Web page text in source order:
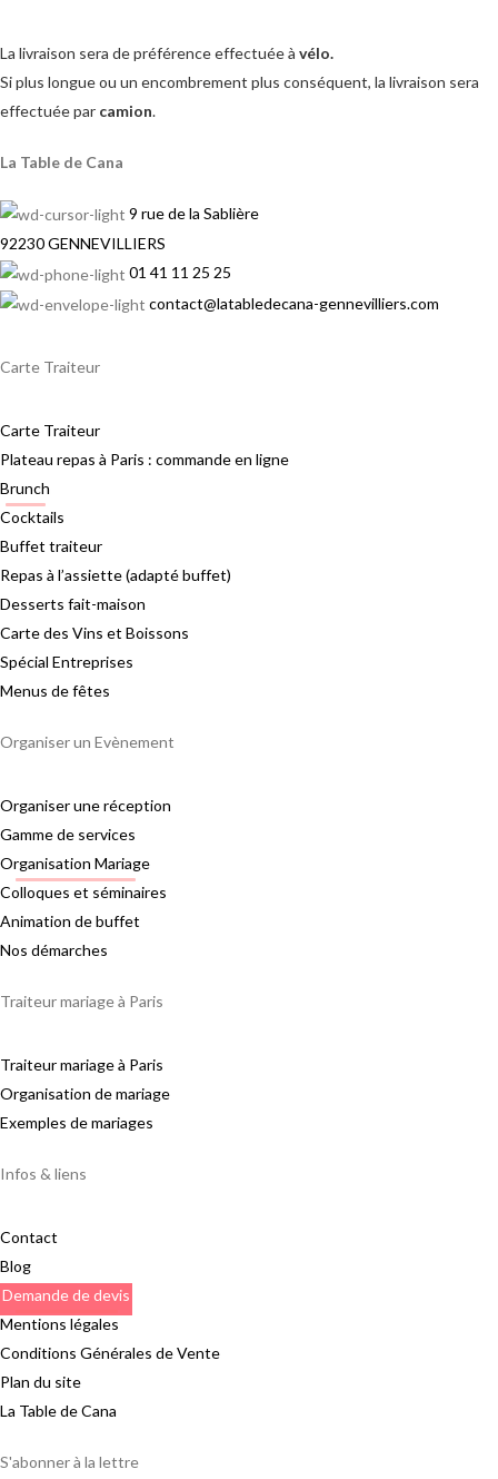
La livraison sera de préférence effectuée à vélo.
Si plus longue ou un encombrement plus conséquent, la livraison sera
effectuée par camion.
La Table de Cana
9 rue de la Sablière
92230 GENNEVILLIERS
01 41 11 25 25
contact@latabledecana-gennevilliers.com
Carte Traiteur
Carte Traiteur
Plateau repas à Paris : commande en ligne
Brunch
Cocktails
Buffet traiteur
Repas à l’assiette (adapté buffet)
Desserts fait-maison
Carte des Vins et Boissons
Spécial Entreprises
Menus de fêtes
Organiser un Evènement
Organiser une réception
Gamme de services
Organisation Mariage
Colloques et séminaires
Animation de buffet
Nos démarches
Traiteur mariage à Paris
Traiteur mariage à Paris
Organisation de mariage
Exemples de mariages
Infos & liens
Contact
Blog
Demande de devis
Mentions légales
Conditions Générales de Vente
Plan du site
La Table de Cana
S'abonner à la lettre